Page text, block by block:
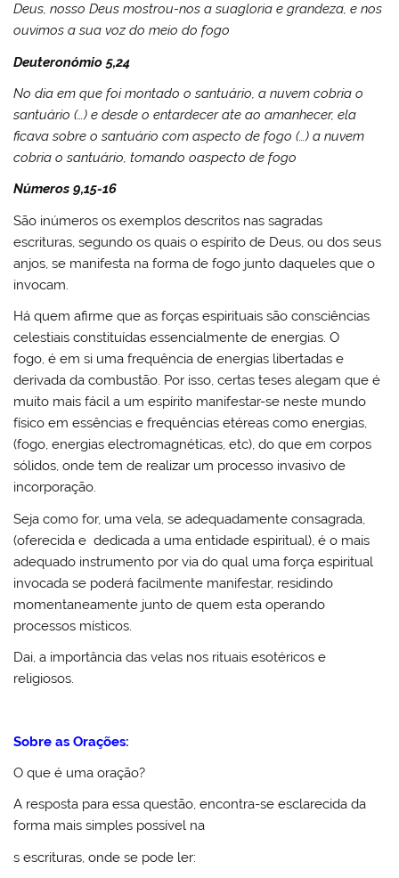
Deus, nosso Deus mostrou-nos a suagloria e grandeza, e nos
ouvimos a sua voz do meio do fogo
Deuteronómio 5,24
No dia em que foi montado o santuário, a nuvem cobria o
santuário (…) e desde o entardecer ate ao amanhecer, ela
ficava sobre o santuário com aspecto de fogo (…) a nuvem
cobria o santuário, tomando oaspecto de fogo
Números 9,15-16
São inúmeros os exemplos descritos nas sagradas
escrituras, segundo os quais o espírito de Deus, ou dos seus
anjos, se manifesta na forma de fogo junto daqueles que o
invocam.
Há quem afirme que as forças espirituais são consciências
celestiais constituídas essencialmente de energias. O
fogo, é em si uma frequência de energias libertadas e
derivada da combustão. Por isso, certas teses alegam que é
muito mais fácil a um espírito manifestar-se neste mundo
físico em essências e frequências etéreas como energias,
(fogo, energias electromagnéticas, etc), do que em corpos
sólidos, onde tem de realizar um processo invasivo de
incorporação.
Seja como for, uma vela, se adequadamente consagrada,
(oferecida e dedicada a uma entidade espiritual), é o mais
adequado instrumento por via do qual uma força espiritual
invocada se poderá facilmente manifestar, residindo
momentaneamente junto de quem esta operando
processos místicos.
Dai, a importância das velas nos rituais esotéricos e
religiosos.
Sobre as Orações:
O que é uma oração?
A resposta para essa questão, encontra-se esclarecida da
forma mais simples possível na
s escrituras, onde se pode ler: